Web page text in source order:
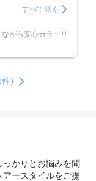
すべて見る
)
かりとお悩みを聞
ースタイルをご提